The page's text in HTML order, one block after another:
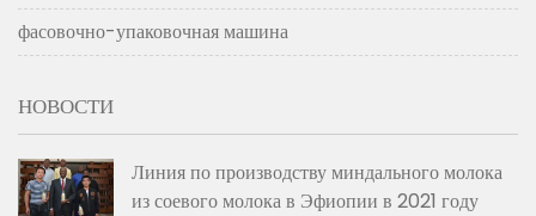
фасовочно-упаковочная машина
НОВОСТИ
Линия по производству миндального молока
из соевого молока в Эфиопии в 2021 году